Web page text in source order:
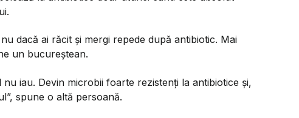
dacă ai răcit și mergi repede după antibiotic. Mai
un bucureștean.
iau. Devin microbii foarte rezistenți la antibiotice și,
spune o altă persoană.